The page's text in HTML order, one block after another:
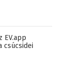
EV.app
csúcsidei